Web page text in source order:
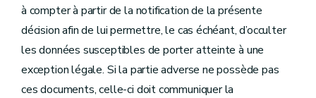
à compter à partir de la notification de la présente
décision afin de lui permettre, le cas échéant, d’occulter
les données susceptibles de porter atteinte à une
exception légale. Si la partie adverse ne possède pas
ces documents, celle-ci doit communiquer la